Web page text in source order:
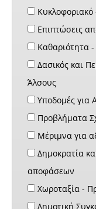
Επιπτώσεις
Καθαριότητα
Δασικός και
Άλσους
Υποδομές για
Προβλήματα
Μέριμνα για
Δημοκρατία
αποφάσεων
Χωροταξία -
Δημοτική